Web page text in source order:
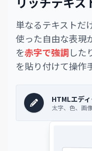
単なるテキストだ
使った自由な表現
を赤字で強調した
を貼り付けて操作
HTMLエデ
太字、色、画